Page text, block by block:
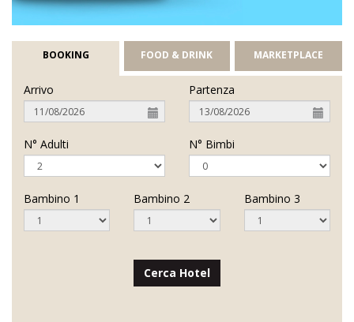
BOOKING FOOD & DRINK MARKETPLACE
Arrivo Partenza
N° Adulti N° Bimbi
Bambino 1 Bambino 2 Bambino 3
Cerca Hotel